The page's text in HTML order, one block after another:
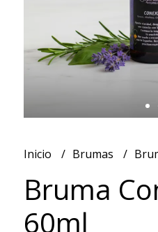
Inicio Brumas
Bruma
60ml